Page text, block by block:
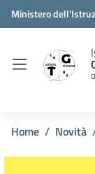
Ministero
Home Novità